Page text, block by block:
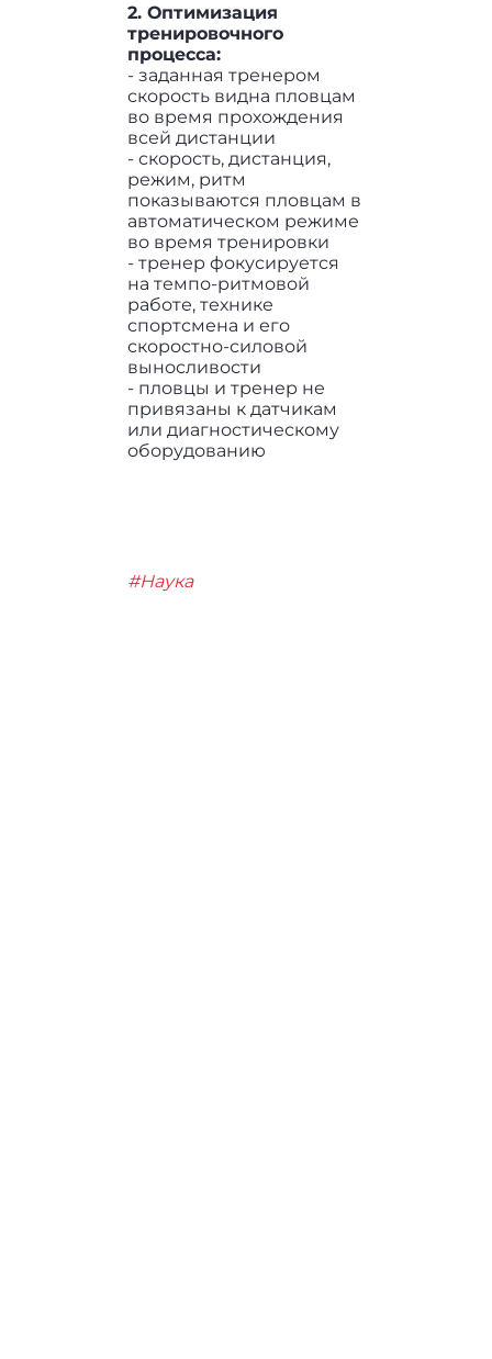
2. Оптимизация
тренировочного
процесса:
- заданная тренером
скорость видна пловцам
во время прохождения
всей дистанции
- скорость, дистанция,
режим, ритм
показываются пловцам в
автоматическом режиме
во время тренировки
- тренер фокусируется
на темпо-ритмовой
работе, технике
спортсмена и его
скоростно-силовой
выносливости
- пловцы и тренер не
привязаны к датчикам
или диагностическому
оборудованию
#Наука